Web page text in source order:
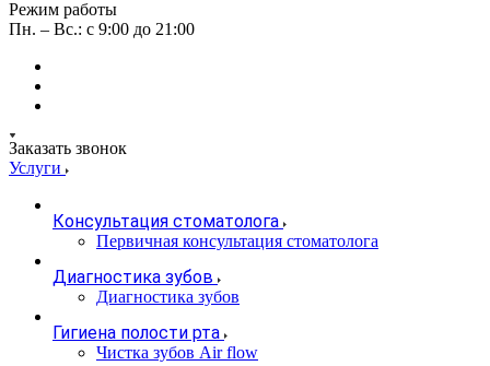
Режим работы
Пн. – Вс.: с 9:00 до 21:00
Заказать звонок
Услуги
Консультация стоматолога
Первичная консультация стоматолога
Диагностика зубов
Диагностика зубов
Гигиена полости рта
Чистка зубов Air flow